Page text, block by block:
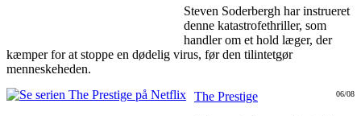
Steven Soderbergh har instrueret
denne katastrofethriller, som
handler om et hold læger, der
kæmper for at stoppe en dødelig virus, før den tilintetgør
menneskeheden.
06/08
The Prestige